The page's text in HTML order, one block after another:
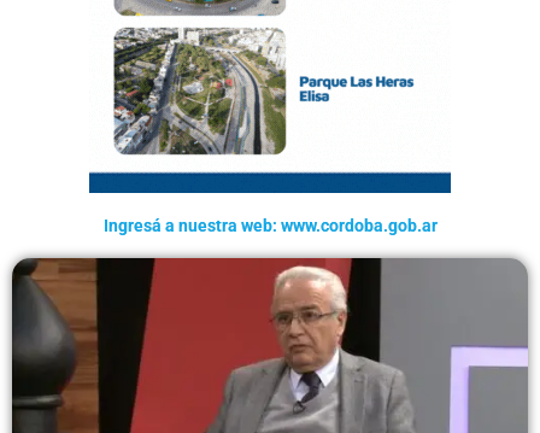
Ingresá a nuestra web: www.cordoba.gob.ar